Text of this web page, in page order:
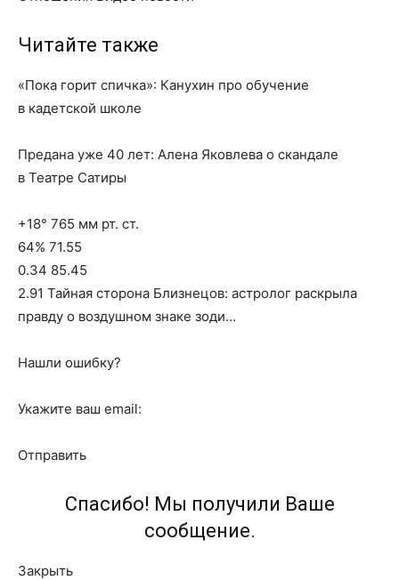
Читайте также
«Пока горит спичка»: Канухин про обучение
в кадетской школе
Предана уже 40 лет: Алена Яковлева о скандале
в Театре Сатиры
+18° 765 мм рт. ст.
64% 71.55
0.34 85.45
2.91 Тайная сторона Близнецов: астролог раскрыла
правду о воздушном знаке зоди…
Нашли ошибку?
Укажите ваш email:
Отправить
Спасибо! Мы получили Ваше
сообщение.
Закрыть